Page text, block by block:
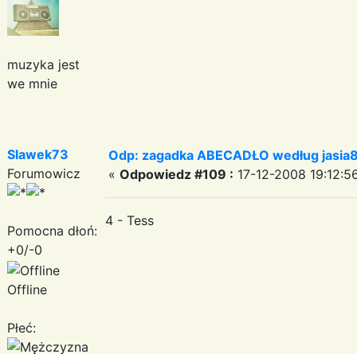
muzyka jest
we mnie
Slawek73
Forumowicz
Pomocna dłoń:
+0/-0
Offline
Płeć:
Odp: zagadka ABECADŁO według
« Odpowiedz #109 : 17-12-2008
4 - Tess